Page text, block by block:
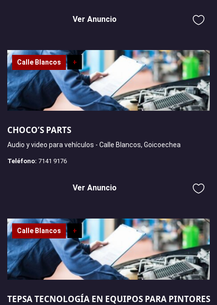
Ver Anuncio
Calle Blancos +
CHOCO’S PARTS
Audio y video para vehículos - Calle Blancos, Goicoechea
Teléfono: 7141 9176
Ver Anuncio
Calle Blancos +
TEPSA TECNOLOGÍA EN EQUIPOS PARA PINTORES